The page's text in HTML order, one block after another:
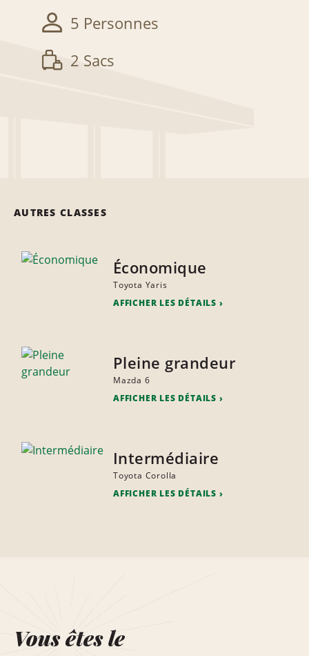
5 Personnes
2 Sacs
AUTRES CLASSES
Économique
Toyota Yaris
AFFICHER LES DÉTAILS
Pleine grandeur
Mazda 6
AFFICHER LES DÉTAILS
Intermédiaire
Toyota Corolla
AFFICHER LES DÉTAILS
Vous êtes le